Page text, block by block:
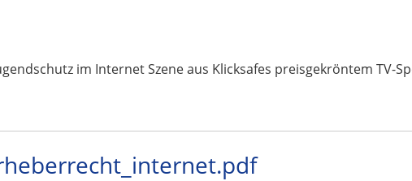
im Internet Szene aus Klicksafes preisgekröntem TV-